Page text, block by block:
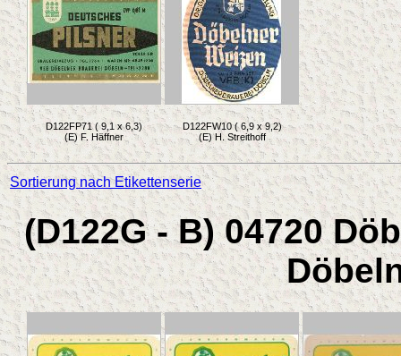
D122FP71 ( 9,1 x 6,3)
(E) F. Häffner
D122FW10 ( 6,9 x 9,2)
(E) H. Streithoff
Sortierung nach Etikettenserie
(D122G - B) 04720